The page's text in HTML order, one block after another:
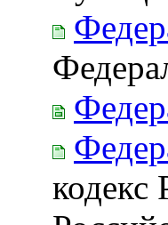
кодекс